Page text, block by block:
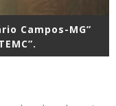
Campos-MG”